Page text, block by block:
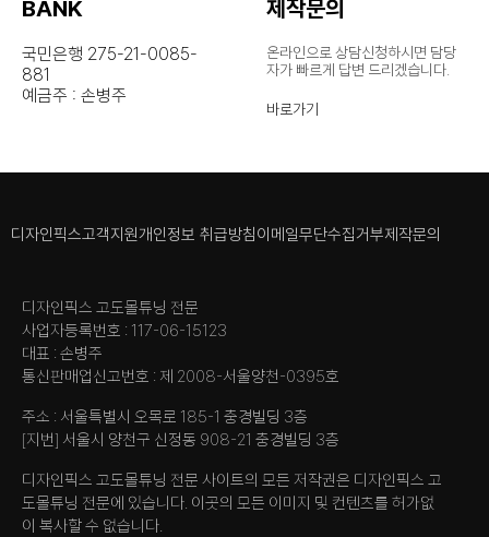
BANK
국민은행 275-21-0085-
881
예금주 : 손병주
제작문의
온라인으로 상담신청하시면 담당
자가 빠르게 답변 드리겠습니다.
바로가기
디자인픽스고객지원개인정보 취급방침이메일무단수집거부제작문의
디자인픽스 고도몰튜닝 전문
사업자등록번호 : 117-06-15123
대표 : 손병주
통신판매업신고번호 : 제 2008-서울양천-0395호
주소 : 서울특별시 오목로 185-1 충경빌딩 3층
[지번] 서울시 양천구 신정동 908-21 충경빌딩 3층
디자인픽스 고도몰튜닝 전문 사이트의 모든 저작권은 디자인픽스 고
도몰튜닝 전문에 있습니다. 이곳의 모든 이미지 및 컨텐츠를 허가없
이 복사할 수 없습니다.